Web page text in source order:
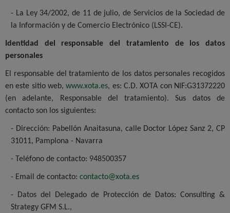
- La Ley 34/2002, de 11 de julio, de Servicios de la Sociedad de
la Información y de Comercio Electrónico (LSSI-CE).
Identidad del responsable del tratamiento de los datos
personales
El responsable del tratamiento de los datos personales recogidos
en este sitio web,www.xota.es, es: C.D. XOTA con NIF:G31372220
(en adelante, Responsable del tratamiento). Sus datos de
contacto son los siguientes:
- Dirección: Pabellón Anaitasuna, calle Doctor López Sanz 2, CP
31011, Pamplona - Navarra
- Teléfono de contacto: 948500357
- Email de contacto: contacto@xota.es
- Datos del Delegado de Protección de Datos: Consulting &
Strategy GFM S.L.,